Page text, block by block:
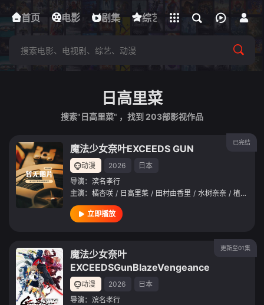
首页 电影 剧集 综艺 动漫 短剧
下载客户端
立即登录
日高里菜
搜索"日高里菜" ，找到 203部影视作品
已完结
魔法少女奈叶EXCEEDS GUN
动漫 2026
日本
导演： 滨名孝行
主演： 橘杏咲 / 日高里菜 / 田村由香里 / 水树奈奈 / 植田佳奈
立即播放
更新至01集
魔法少女奈叶
EXCEEDSGunBlazeVengeance
动漫 2026
日本
导演： 滨名孝行